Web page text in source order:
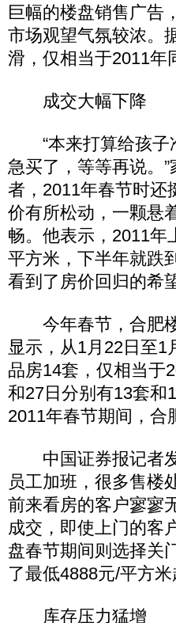
巨幅的楼盘销售广告
市场观望气氛较浓。
滑，仅相当于2011年
成交大幅下降
“本来打算给孩子
急买了，等等再说。
者，2011年春节时还
价有所松动，一颗悬
畅。他表示，2011年
平方米，下半年就跌
看到了房价回归的希
今年春节，合肥楼
显示，从1月22日至1
品房14套，仅相当于
和27日分别有13套和
2011年春节期间，合
中国证券报记者发
员工加班，很多售楼
前来看房的客户寥寥
成交，即使上门的客
盘春节期间则选择关
了最低4888元/平方
库存压力猛增